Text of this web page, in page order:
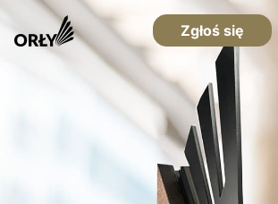
Zgłoś się